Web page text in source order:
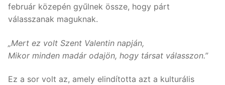
február közepén gyűlnek össze, hogy párt
válasszanak maguknak.
„Mert ez volt Szent Valentin napján,
Mikor minden madár odajön, hogy társat válasszon.”
Ez a sor volt az, amely elindította azt a kulturális